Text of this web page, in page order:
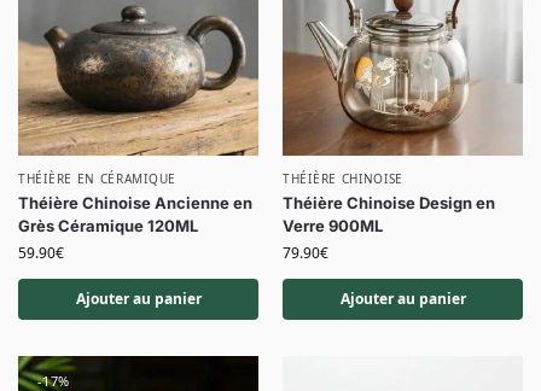
THÉIÈRE EN CÉRAMIQUE
Théière Chinoise Ancienne en
Grès Céramique 120ML
59.90€
Ajouter au panier
THÉIÈRE CHINOISE
Théière Chinoise Design en
Verre 900ML
79.90€
Ajouter au panier
-17%